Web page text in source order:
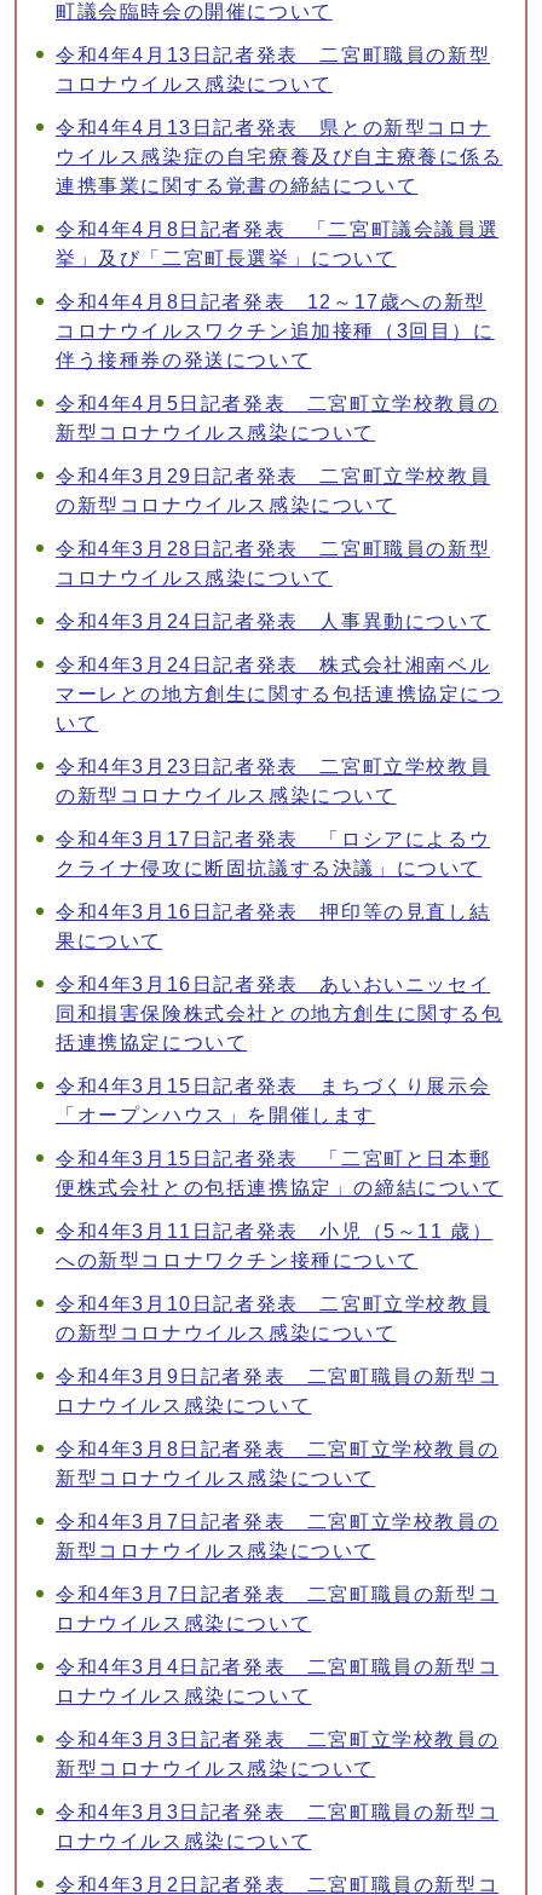
町議会臨時会の開催について
令和4年4月13日記者発表 二宮町職員の新型
コロナウイルス感染について
令和4年4月13日記者発表 県との新型コロナ
ウイルス感染症の自宅療養及び自主療養に係る
連携事業に関する覚書の締結について
令和4年4月8日記者発表 「二宮町議会議員選
挙」及び「二宮町長選挙」について
令和4年4月8日記者発表 12～17歳への新型
コロナウイルスワクチン追加接種（3回目）に
伴う接種券の発送について
令和4年4月5日記者発表 二宮町立学校教員の
新型コロナウイルス感染について
令和4年3月29日記者発表 二宮町立学校教員
の新型コロナウイルス感染について
令和4年3月28日記者発表 二宮町職員の新型
コロナウイルス感染について
令和4年3月24日記者発表 人事異動について
令和4年3月24日記者発表 株式会社湘南ベル
マーレとの地方創生に関する包括連携協定につ
いて
令和4年3月23日記者発表 二宮町立学校教員
の新型コロナウイルス感染について
令和4年3月17日記者発表 「ロシアによるウ
クライナ侵攻に断固抗議する決議」について
令和4年3月16日記者発表 押印等の見直し結
果について
令和4年3月16日記者発表 あいおいニッセイ
同和損害保険株式会社との地方創生に関する包
括連携協定について
令和4年3月15日記者発表 まちづくり展示会
「オープンハウス」を開催します
令和4年3月15日記者発表 「二宮町と日本郵
便株式会社との包括連携協定」の締結について
令和4年3月11日記者発表 小児（5～11 歳）
への新型コロナワクチン接種について
令和4年3月10日記者発表 二宮町立学校教員
の新型コロナウイルス感染について
令和4年3月9日記者発表 二宮町職員の新型コ
ロナウイルス感染について
令和4年3月8日記者発表 二宮町立学校教員の
新型コロナウイルス感染について
令和4年3月7日記者発表 二宮町立学校教員の
新型コロナウイルス感染について
令和4年3月7日記者発表 二宮町職員の新型コ
ロナウイルス感染について
令和4年3月4日記者発表 二宮町職員の新型コ
ロナウイルス感染について
令和4年3月3日記者発表 二宮町立学校教員の
新型コロナウイルス感染について
令和4年3月3日記者発表 二宮町職員の新型コ
ロナウイルス感染について
令和4年3月2日記者発表 二宮町職員の新型コ